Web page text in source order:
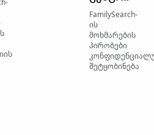
FamilySearch-
ის
მოხმარების
პირობები
შეტყობინება